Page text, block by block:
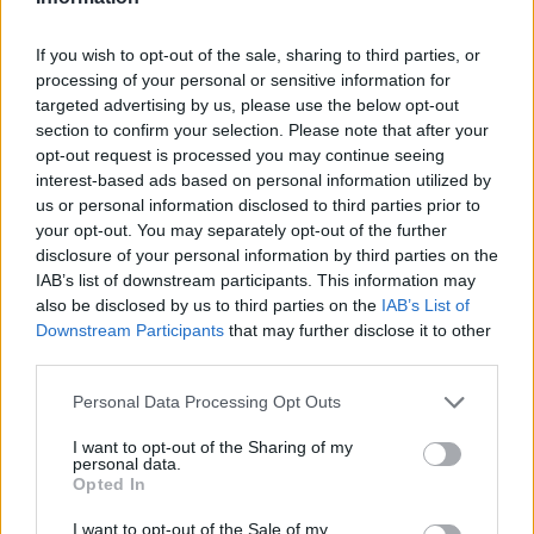
If you wish to opt-out of the sale, sharing to third parties, or
processing of your personal or sensitive information for
targeted advertising by us, please use the below opt-out
section to confirm your selection. Please note that after your
opt-out request is processed you may continue seeing
interest-based ads based on personal information utilized by
us or personal information disclosed to third parties prior to
your opt-out. You may separately opt-out of the further
disclosure of your personal information by third parties on the
IAB’s list of downstream participants. This information may
also be disclosed by us to third parties on the IAB’s List of
Downstream Participants that may further disclose it to other
Personal Data Processing Opt Outs
I want to opt-out of the Sharing of my
personal data.
Opted In
I want to opt-out of the Sale of my
AUDIENCIAS ESTRENOS STREAMING
GENTE TV CONCURSOS REALITIES
@teletextopuntocom